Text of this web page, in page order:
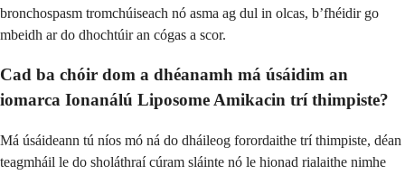
bronchospasm tromchúiseach nó asma ag dul in olcas, b’fhéidir go
mbeidh ar do dhochtúir an cógas a scor.
Cad ba chóir dom a dhéanamh má úsáidim an
iomarca Ionanálú Liposome Amikacin trí thimpiste?
Má úsáideann tú níos mó ná do dháileog forordaithe trí thimpiste, déan
teagmháil le do sholáthraí cúram sláinte nó le hionad rialaithe nimhe